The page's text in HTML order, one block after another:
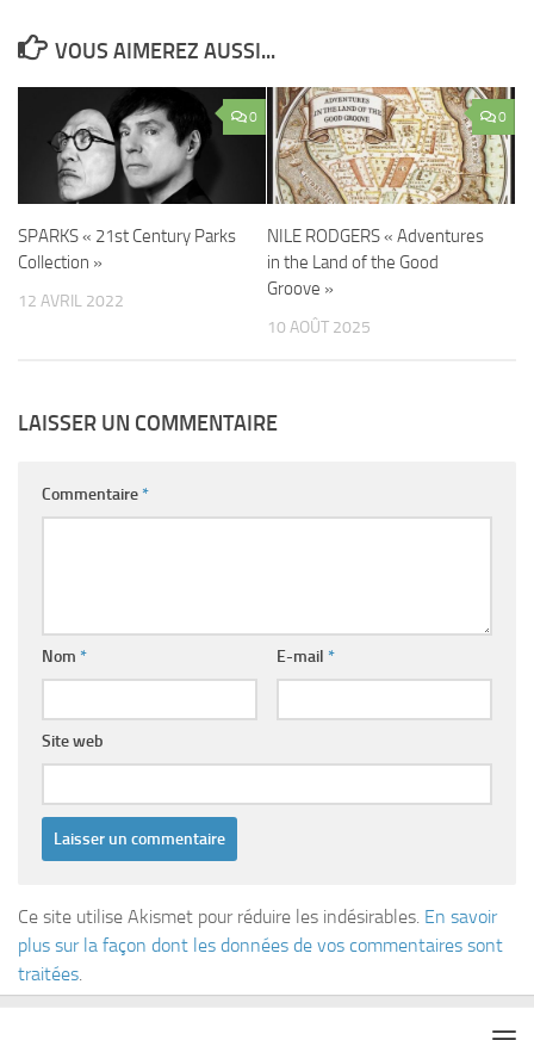
VOUS AIMEREZ AUSSI...
0
SPARKS « 21st Century Parks
Collection »
12 AVRIL 2022
0
NILE RODGERS « Adventures
in the Land of the Good
Groove »
10 AOÛT 2025
LAISSER UN COMMENTAIRE
Commentaire*
Nom * E-mail *
Site web
Ce site utilise Akismet pour réduire les indésirables. En savoir
plus sur la façon dont les données de vos commentaires sont
traitées.